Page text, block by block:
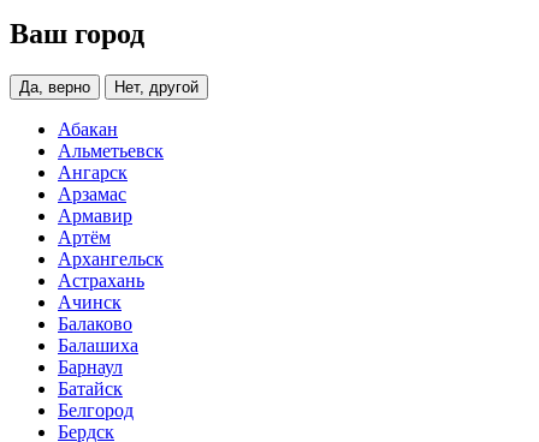
Ваш город
Да, верно Нет, другой
Абакан
Альметьевск
Ангарск
Арзамас
Армавир
Артём
Архангельск
Астрахань
Ачинск
Балаково
Балашиха
Барнаул
Батайск
Белгород
Бердск